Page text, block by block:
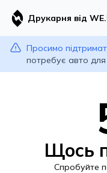
Друкарня від
Просимо
потребує авто
Щось
Спробуйте